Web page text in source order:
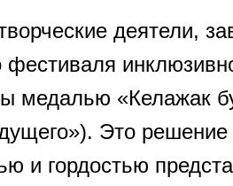
деятели,
медалью «Келажак
Это
и гордостью